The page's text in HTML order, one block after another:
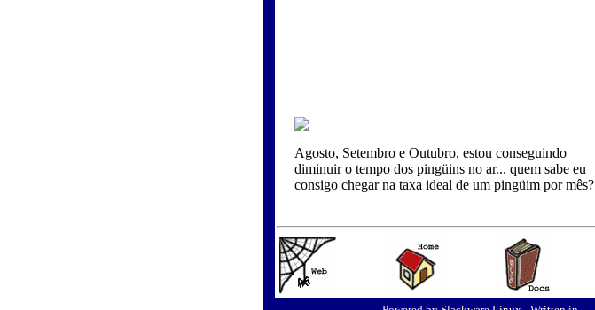
Agosto, Setembro e Outubro, estou conseguindo
diminuir o tempo dos pingüins no ar... quem sabe eu
consigo chegar na taxa ideal de um pingüim por mês?